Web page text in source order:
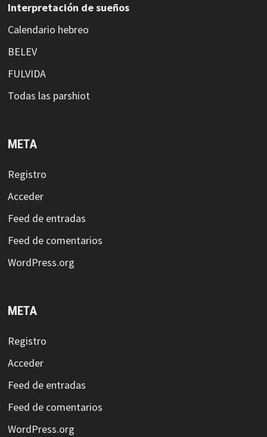
Interpretación de sueños
Calendario hebreo
BELEV
FULVIDA
Todas las parshiot
META
Registro
Acceder
Feed de entradas
Feed de comentarios
WordPress.org
META
Registro
Acceder
Feed de entradas
Feed de comentarios
WordPress.org